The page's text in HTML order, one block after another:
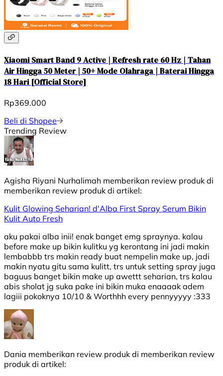
Xiaomi Smart Band 9 Active | Refresh rate 60 Hz | Tahan
Air Hingga 50 Meter | 50+ Mode Olahraga | Baterai Hingga
18 Hari [Official Store]
Rp369.000
Beli di Shopee
Trending Review
Agisha Riyani Nurhalimah memberikan review produk di
memberikan review produk di artikel:
Kulit Glowing Seharian! d'Alba First Spray Serum Bikin
Kulit Auto Fresh
aku pakai alba inii! enak banget emg spraynya. kalau
before make up bikin kulitku yg kerontang ini jadi makin
lembabbb trs makin ready buat nempelin make up, jadi
makin nyatu gitu sama kulitt, trs untuk setting spray juga
baguus banget bikin make up awettt seharian, trs kalau
abis sholat jg suka pake ini bikin muka enaaaak adem
lagiii pokoknya 10/10 & Worthhh every pennyyyyy :333
Dania memberikan review produk di memberikan review
produk di artikel: